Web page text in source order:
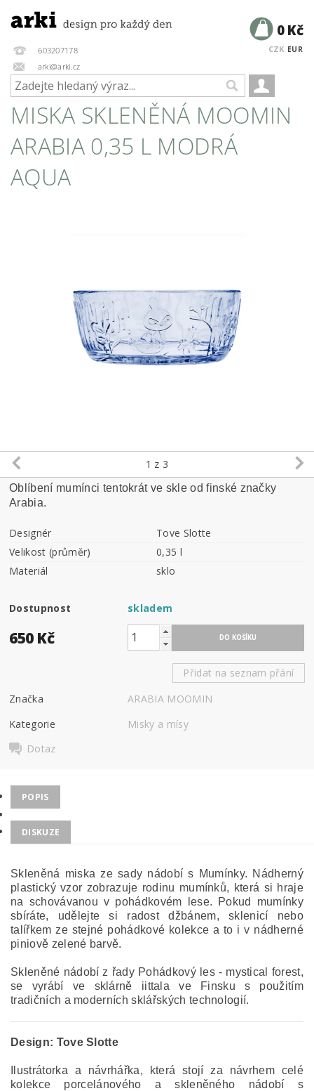
603207178
arki@arki.cz
CZK EUR
0 Kč
MISKA SKLENĚNÁ MOOMIN
ARABIA 0,35 L MODRÁ
AQUA
1 z 3
Oblíbení mumínci tentokrát ve skle od finské značky
Arabia.
Designér
Tove Slotte
Velikost (průměr)
0,35 l
Materiál
sklo
Dostupnost skladem
650 Kč
Přidat na seznam přání
Značka
ARABIA MOOMIN
Kategorie
Misky a mísy
Dotaz
POPIS
DISKUZE
Skleněná miska ze sady nádobí s Mumínky. Nádherný
plastický vzor zobrazuje rodinu mumínků, která si hraje
na schovávanou v pohádkovém lese. Pokud mumínky
sbíráte, udělejte si radost džbánem, sklenicí nebo
talířkem ze stejné pohádkové kolekce a to i v nádherné
piniově zelené barvě.
Skleněné nádobí z řady Pohádkový les - mystical forest,
se vyrábí ve sklárně iittala ve Finsku s použitím
tradičních a moderních sklářských technologií.
Design: Tove Slotte
Ilustrátorka a návrhářka, která stojí za návrhem celé
kolekce porcelánového a skleněného nádobí s